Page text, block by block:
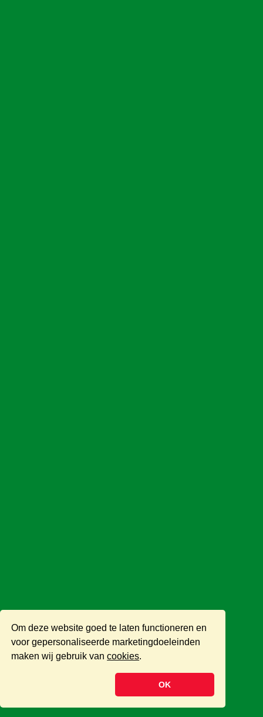
Om deze website goed te laten functioneren en
voor gepersonaliseerde marketingdoeleinden
maken wij gebruik vancookies.
OK